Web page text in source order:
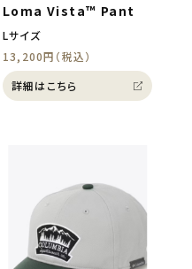
Loma Vista™ Pant
Lサイズ
13,200円（税込）
詳細はこちら